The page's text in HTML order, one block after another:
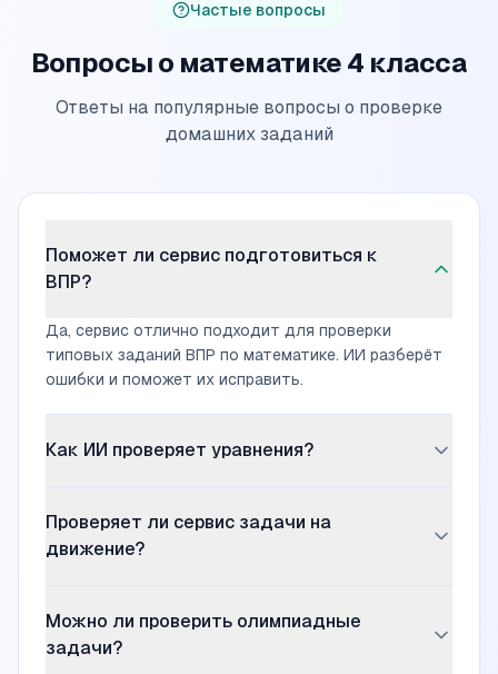
Частые вопросы
Вопросы о математике 4 класса
Ответы на популярные вопросы о проверке
домашних заданий
Поможет ли сервис подготовиться к
ВПР?
Да, сервис отлично подходит для проверки
типовых заданий ВПР по математике. ИИ разберёт
ошибки и поможет их исправить.
Как ИИ проверяет уравнения?
неизвестного, проверку решения и оформление.
Если есть ошибка, объясняет правило нахождения
Проверяет ли сервис задачи на
движение?
выбор формулы и правильность вычислений для
задач на скорость, время и расстояние.
Можно ли проверить олимпиадные
задачи?